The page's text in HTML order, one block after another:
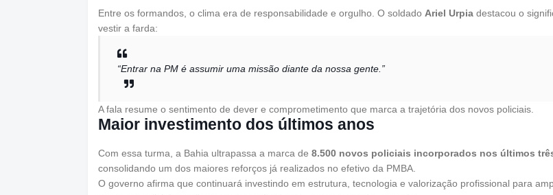
Entre os formandos, o clima era de responsabilidade e orgulho. O soldado Ariel Urpiadestacou o
vestir a farda:
“Entrar na PM é assumir uma missão diante da nossa gente.”
A fala resume o sentimento de dever e comprometimento que marca a trajetória dos novos policiais.
Maior investimento dos últimos anos
Com essa turma, a Bahia ultrapassa a marca de 8.500 novos policiais incorporados nos últimos
consolidando um dos maiores reforços já realizados no efetivo da PMBA.
O governo afirma que continuará investindo em estrutura, tecnologia e valorização profissional para